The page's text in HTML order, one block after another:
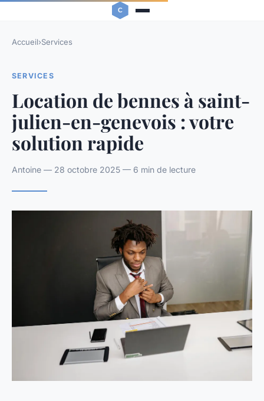
Accueil›Services
SERVICES
Location de bennes à saint-
julien-en-genevois : votre
solution rapide
Antoine — 28 octobre 2025 — 6 min de lecture